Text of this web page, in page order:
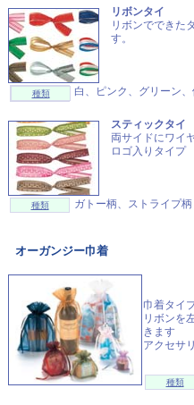
リボンタイ
リボンでできた
す。
種類 白、ピンク、グリーン
スティックタイ
両サイドにワイ
ロゴ入りタイプ
種類 ガトー柄、ストライプ柄
オーガンジー巾着
巾着タイ
リボンを
きます
アクセサ
種類